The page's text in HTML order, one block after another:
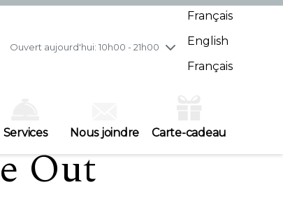
Ouvert aujourd'hui: 10h00 - 21h00
mercredi8/5
10h00 - 21h00
vendredi8/7
10h00 - 21h00
Français
English
Français
Services Nous joindre Carte-cadeau
Out